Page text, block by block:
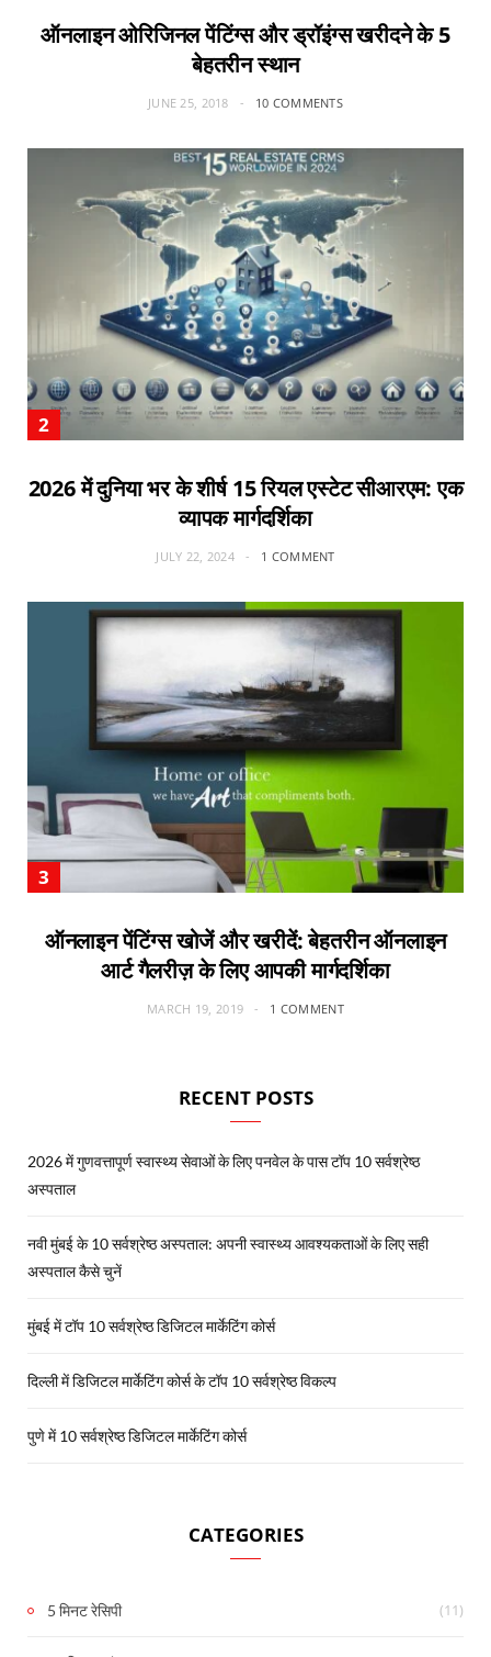
ऑनलाइन ओरिजिनल पेंटिंग्स और ड्रॉइंग्स खरीदने के 5
बेहतरीन स्थान
JUNE 25, 2018 10 COMMENTS
2026 में दुनिया भर के शीर्ष 15 रियल एस्टेट सीआरएम: एक
व्यापक मार्गदर्शिका
JULY 22, 2024 1 COMMENT
ऑनलाइन पेंटिंग्स खोजें और खरीदें: बेहतरीन ऑनलाइन
आर्ट गैलरीज़ के लिए आपकी मार्गदर्शिका
MARCH 19, 2019 1 COMMENT
RECENT POSTS
2026 में गुणवत्तापूर्ण स्वास्थ्य सेवाओं के लिए पनवेल के पास टॉप 10 सर्वश्रेष्ठ
अस्पताल
नवी मुंबई के 10 सर्वश्रेष्ठ अस्पताल: अपनी स्वास्थ्य आवश्यकताओं के लिए सही
अस्पताल कैसे चुनें
मुंबई में टॉप 10 सर्वश्रेष्ठ डिजिटल मार्केटिंग कोर्स
दिल्ली में डिजिटल मार्केटिंग कोर्स के टॉप 10 सर्वश्रेष्ठ विकल्प
पुणे में 10 सर्वश्रेष्ठ डिजिटल मार्केटिंग कोर्स
CATEGORIES
5 मिनट रेसिपी (11)